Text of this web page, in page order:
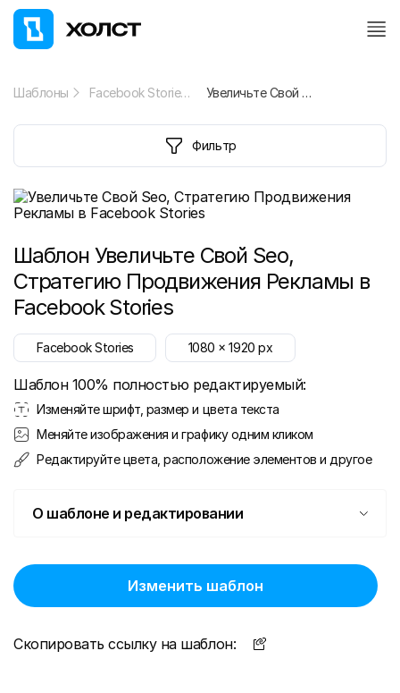
Шаблоны Facebook Stories Увеличьте Свой Seo, Стратегию Продвижения Рекламы в Facebook Stories
Фильтр
Шаблон Увеличьте Свой Seo,
Стратегию Продвижения Рекламы в
Facebook Stories
Facebook Stories 1080 x1920 px
Шаблон 100% полностью редактируемый:
Изменяйте шрифт, размер и цвета текста
Меняйте изображения и графику одним кликом
Редактируйте цвета, расположение элементов и другое
О шаблоне и редактировании
Изменить шаблон
Скопировать ссылку на шаблон: